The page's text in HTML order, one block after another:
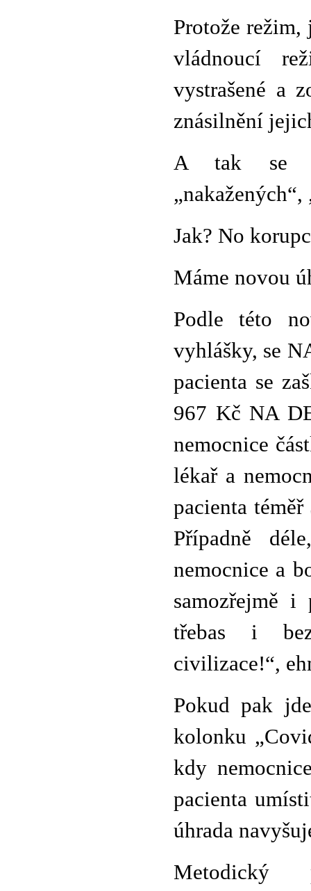
Protože
vládnoucí
vystrašené a
znásilnění
A tak se
Jak? No
Máme novou
Podle této
vyhlášky, se
pacienta se
967 Kč NA
nemocnice
lékař a
pacienta
Případně
nemocnice a
samozřejmě
třebas i
civilizace!“,
Pokud pak
kolonku
kdy
pacienta
úhrada
Metodický